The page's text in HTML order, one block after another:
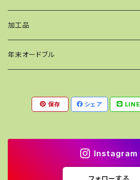
【発送：単発】野菜セット
【発送：月１回定期便】野菜セット
【発送：毎週定期便】野菜セット
単品野菜
加工品
ケークサレ
ポタージュ
ドレッシング・調味料
年末オードブル
保存 シェア LINE
Instagram
フォローする